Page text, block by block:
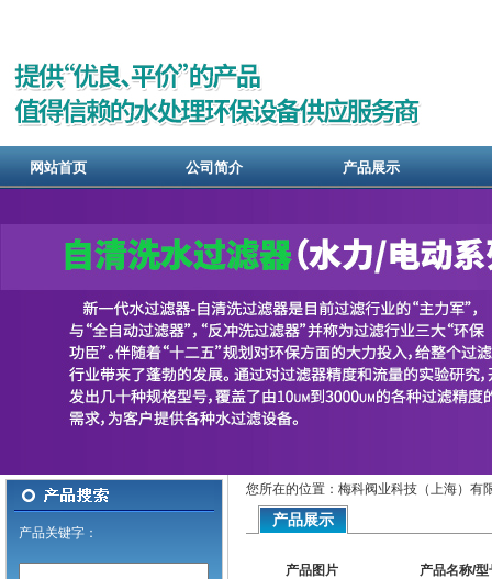
网站首页 公司简介 产品展示
产品关键字：
您所在的位置：梅科阀业科技（上海）有
产品展示
产品图片 产品名称/型